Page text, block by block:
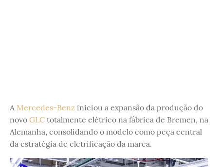
A Mercedes-Benz iniciou a expansão da produção do
novo GLC totalmente elétrico na fábrica de Bremen, na
Alemanha, consolidando o modelo como peça central
da estratégia de eletrificação da marca.